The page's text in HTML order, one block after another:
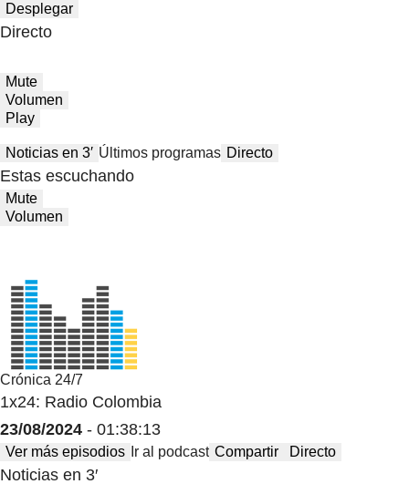
Desplegar
Directo
Mute
Volumen
Play
Noticias en 3′ Últimos programas Directo
Estas escuchando
Mute
Volumen
Crónica 24/7
1x24: Radio Colombia
23/08/2024 - 01:38:13
Ver más episodios Ir al podcast Compartir Directo
Noticias en 3′